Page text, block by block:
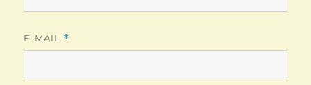
E-MAIL *